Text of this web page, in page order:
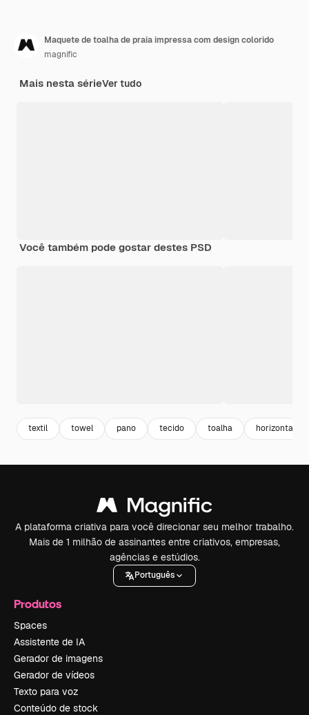
Maquete de toalha de praia impressa com design colorido
magnific
Mais nesta sérieVer tudo
Você também pode gostar destes PSD
textil towel pano tecido toalha horizontal
A plataforma criativa para você direcionar seu melhor trabalho.
Mais de 1 milhão de assinantes entre criativos, empresas,
agências e estúdios.
Português
Produtos
Spaces
Assistente de IA
Gerador de imagens
Gerador de vídeos
Texto para voz
Conteúdo de stock